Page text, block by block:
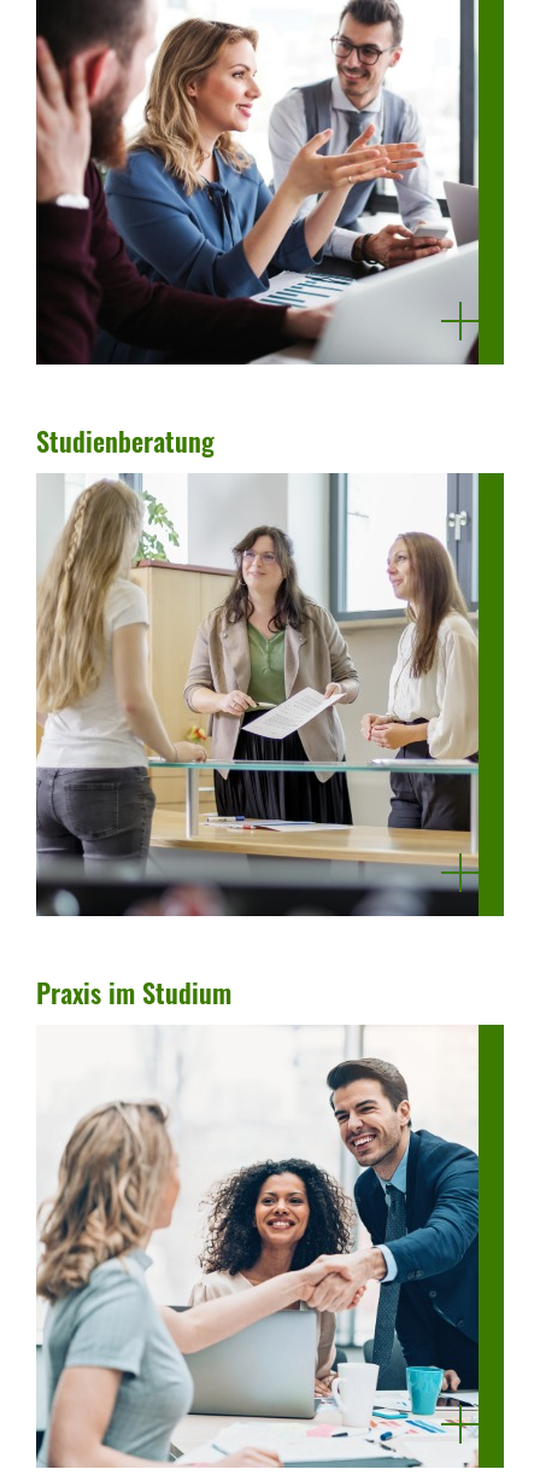
anzeigen
Studi­en­be­ra­tung
mehr
anzeigen
Praxis im Studium
mehr
anzeigen